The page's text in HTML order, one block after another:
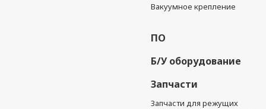
Вакуумное крепление
ПО
Б/У оборудование
Запчасти
Запчасти для режущих